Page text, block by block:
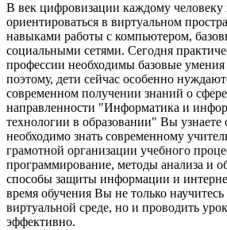
В век цифровизации каждому человеку
ориентироваться в виртуальном
навыками работы с компьютером,
социальными сетями. Сегодня
профессии необходимы базовые
поэтому, дети сейчас особенно
современном получении знаний о
направленности "Информатика и
технологии в образовании" Вы узнаете
необходимо знать современному
грамотной организации учебного
программирование, методы анализа и
способы защиты информации и
время обучения Вы не только научитесь
виртуальной среде, но и проводить
эффективно.